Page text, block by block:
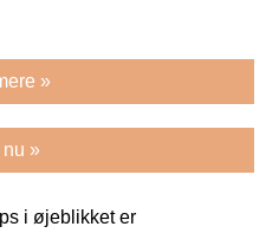
»
»
i øjeblikket er